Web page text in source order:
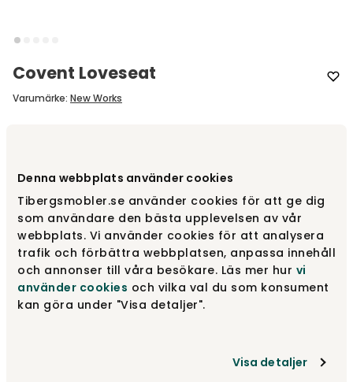
Denna webbplats använder cookies
Tibergsmobler.se använder cookies för att ge dig
som användare den bästa upplevelsen av vår
webbplats. Vi använder cookies för att analysera
trafik och förbättra webbplatsen, anpassa innehåll
och annonser till våra besökare. Läs mer hur vi
använder cookies och vilka val du som konsument
kan göra under "Visa detaljer".
Visa detaljer
Covent Loveseat
Varumärke: New Works
Gör dina val
fr.17 995 kr
Gör dina val